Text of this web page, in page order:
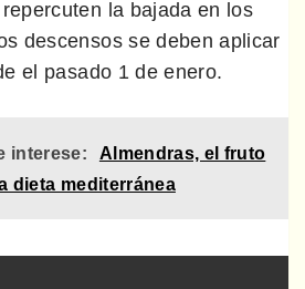
la bajada en los
descensos se deben aplicar
el pasado 1 de enero.
interese:
Almendras, el fruto
dieta mediterránea